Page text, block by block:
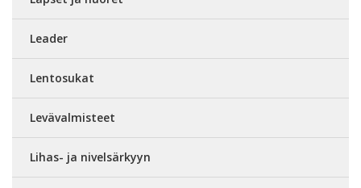
Leader
Lentosukat
Levävalmisteet
Lihas- ja nivelsärkyyn